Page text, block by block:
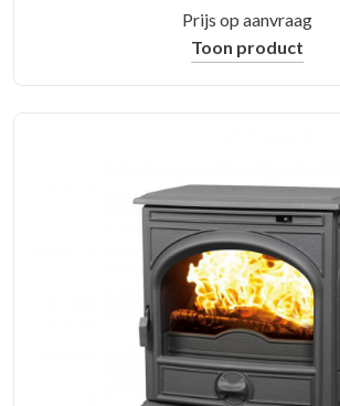
Prijs op aanvraag
Toon product